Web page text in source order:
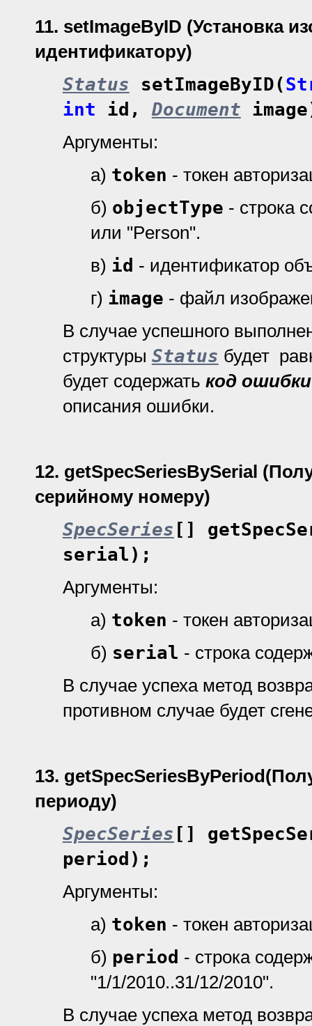
11. setImageByID (Установка
идентификатору)
Status setImageByID(
int id, Document
Аргументы:
а) token - токен
б) objectType - строка
или "Person".
в) id - идентификатор
г) image - файл
В случае успешного
структуры Status будет
будет содержать код ошибки
описания ошибки.
12. getSpecSeriesBySerial
серийному номеру)
SpecSeries []
serial);
Аргументы:
а) token - токен
б) serial - строка
В случае успеха метод
противном случае будет
13. getSpecSeriesByPeriod
периоду)
SpecSeries []
period);
Аргументы:
а) token - токен
б) period - строка
"1/1/2010..31/12/2010".
В случае успеха метод